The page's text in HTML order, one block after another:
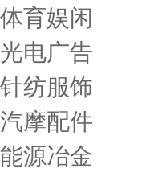
体育娱闲
光电广告
针纺服饰
汽摩配件
能源冶金